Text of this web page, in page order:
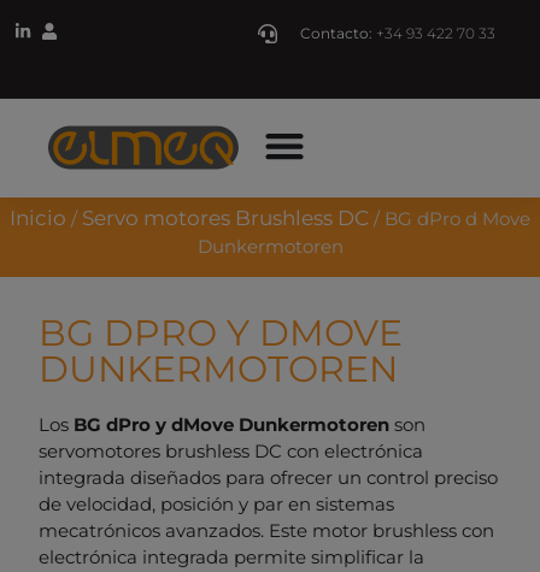
Contacto: +34 93 422 70 33
Inicio / Servo motores Brushless DC / BG dPro d Move
Dunkermotoren
BG DPRO Y DMOVE
DUNKERMOTOREN
Los BG dPro y dMove Dunkermotoren son
servomotores brushless DC con electrónica
integrada diseñados para ofrecer un control preciso
de velocidad, posición y par en sistemas
mecatrónicos avanzados. Este motor brushless con
electrónica integrada permite simplificar la